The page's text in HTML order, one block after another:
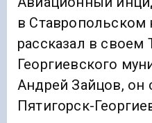
в Ставропольском
рассказал в своем
Георгиевского
Андрей Зайцов, он
Пятигорск-